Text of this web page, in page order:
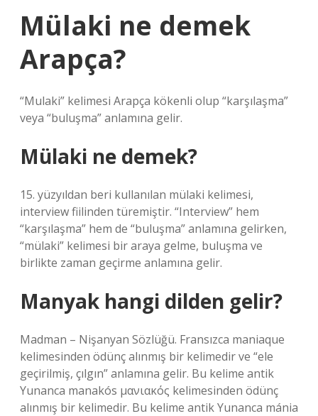
Mülaki ne demek
Arapça?
“Mulaki” kelimesi Arapça kökenli olup “karşılaşma”
veya “buluşma” anlamına gelir.
Mülaki ne demek?
15. yüzyıldan beri kullanılan mülaki kelimesi,
interview fiilinden türemiştir. “Interview” hem
“karşılaşma” hem de “buluşma” anlamına gelirken,
“mülaki” kelimesi bir araya gelme, buluşma ve
birlikte zaman geçirme anlamına gelir.
Manyak hangi dilden gelir?
Madman – Nişanyan Sözlüğü. Fransızca maniaque
kelimesinden ödünç alınmış bir kelimedir ve “ele
geçirilmiş, çılgın” anlamına gelir. Bu kelime antik
Yunanca manakós μανιακός kelimesinden ödünç
alınmış bir kelimedir. Bu kelime antik Yunanca mánia